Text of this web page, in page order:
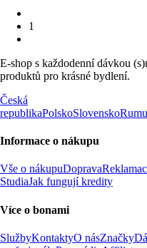
1
E-shop s každodenní dávkou
produktů pro krásné bydlení.
Česká
republikaPolskoSlovensko
Informace o nákupu
Vše o nákupuDoprava
StudiaJak fungují kredity
Více o bonami
SlužbyKontaktyO násZnačky